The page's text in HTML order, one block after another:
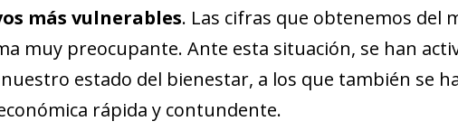
más vulnerables. Las cifras que obtenemos del
muy preocupante. Ante esta situación, se han
estado del bienestar, a los que también se
rápida y contundente.